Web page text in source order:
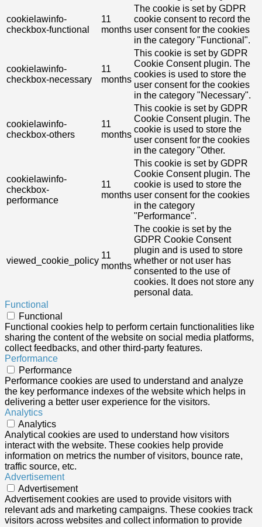
cookielawinfo-
checkbox-functional
11
months
The cookie is set by GDPR
cookie consent to record the
user consent for the cookies
in the category "Functional".
cookielawinfo-
checkbox-necessary
11
months
This cookie is set by GDPR
Cookie Consent plugin. The
cookies is used to store the
user consent for the cookies
in the category "Necessary".
cookielawinfo-
checkbox-others
11
months
This cookie is set by GDPR
Cookie Consent plugin. The
cookie is used to store the
user consent for the cookies
in the category "Other.
cookielawinfo-
checkbox-
performance
11
months
This cookie is set by GDPR
Cookie Consent plugin. The
cookie is used to store the
user consent for the cookies
in the category
"Performance".
viewed_cookie_policy
11
months
The cookie is set by the
GDPR Cookie Consent
plugin and is used to store
whether or not user has
consented to the use of
cookies. It does not store any
personal data.
Functional
Functional
Functional cookies help to perform certain functionalities like
sharing the content of the website on social media platforms,
collect feedbacks, and other third-party features.
Performance
Performance
Performance cookies are used to understand and analyze
the key performance indexes of the website which helps in
delivering a better user experience for the visitors.
Analytics
Analytics
Analytical cookies are used to understand how visitors
interact with the website. These cookies help provide
information on metrics the number of visitors, bounce rate,
traffic source, etc.
Advertisement
Advertisement
Advertisement cookies are used to provide visitors with
relevant ads and marketing campaigns. These cookies track
visitors across websites and collect information to provide